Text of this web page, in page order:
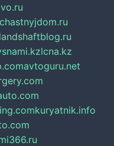
chastnyjdom.ru
landshaftblog.ru
lcna.kz
avtoguru.net
kuryatnik.info